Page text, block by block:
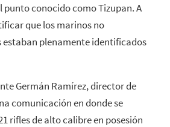
conocido como Tizupan. A
que los marinos no
plenamente identificados
Germán Ramírez, director de
comunicación en donde se
rifles de alto calibre en posesión